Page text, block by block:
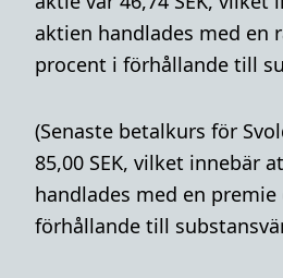
aktien handlades med en
procent i förhållande till
(Senaste betalkurs för
85,00 SEK, vilket innebär
handlades med en
förhållande till